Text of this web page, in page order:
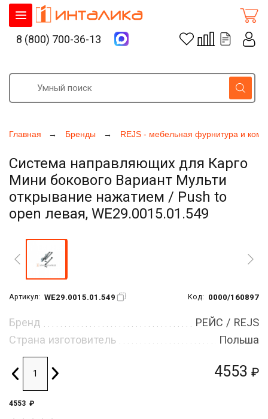
Главная Бренды REJS - мебельная фурнитура и
Система направляющих для Карго
Мини бокового Вариант Мульти
открывание нажатием / Push to
open левая, WE29.0015.01.549
Артикул: WE29.0015.01.549 Код: 0000/160897
4553 ₽
Бренд
РЕЙС / REJS
Страна изготовитель
Польша
4553 ₽
8 (800) 700-36-13